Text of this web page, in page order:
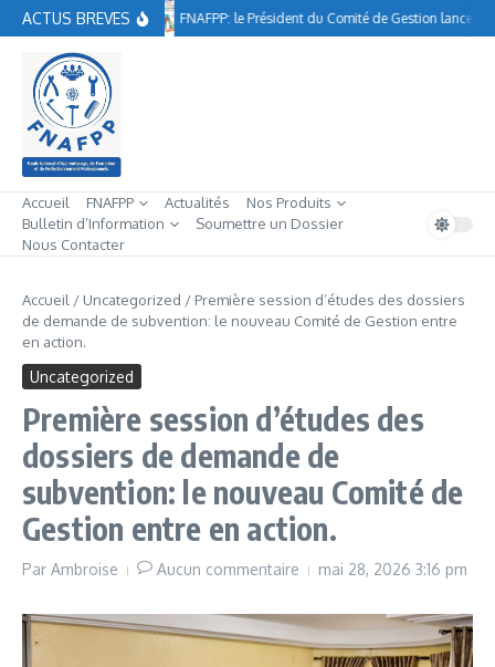
Aller au contenu
ACTUS BREVES FNAFPP: le Président du Comité de Gestion lance
Accueil FNAFPP Actualités
Nos Produits
Bulletin d’Information
Soumettre un Dossier
Nous Contacter
Accueil / Uncategorized / Première session d’études des dossiers
de demande de subvention: le nouveau Comité de Gestion entre
en action.
Uncategorized
Première session d’études des
dossiers de demande de
subvention: le nouveau Comité de
Gestion entre en action.
Par Ambroise Aucun commentaire mai 28, 2026 3:16 pm